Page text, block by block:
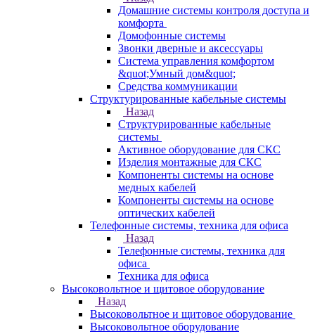
Домашние системы контроля доступа и
комфорта
Домофонные системы
Звонки дверные и аксессуары
Система управления комфортом
&quot;Умный дом&quot;
Средства коммуникации
Структурированные кабельные системы
Назад
Структурированные кабельные
системы
Активное оборудование для СКС
Изделия монтажные для СКС
Компоненты системы на основе
медных кабелей
Компоненты системы на основе
оптических кабелей
Телефонные системы, техника для офиса
Назад
Телефонные системы, техника для
офиса
Техника для офиса
Высоковольтное и щитовое оборудование
Назад
Высоковольтное и щитовое оборудование
Высоковольтное оборудование